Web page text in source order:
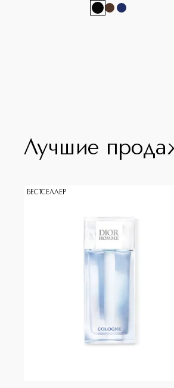
Лучшие
БЕСТСЕЛЛЕР